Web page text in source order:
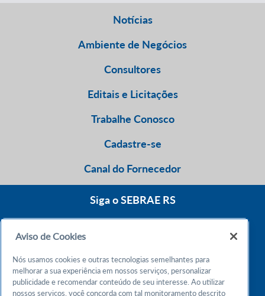
Notícias
Ambiente de Negócios
Consultores
Editais e Licitações
Trabalhe Conosco
Cadastre-se
Canal do Fornecedor
Siga o SEBRAE RS
Atendimento 24h
Aviso de Cookies
Nós usamos cookies e outras tecnologias semelhantes para
melhorar a sua experiência em nossos serviços, personalizar
publicidade e recomendar conteúdo de seu interesse. Ao utilizar
nossos serviços, você concorda com tal monitoramento descrito